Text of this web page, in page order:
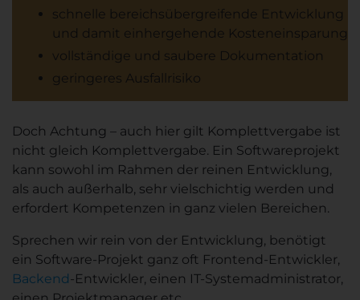
schnelle bereichsübergreifende Entwicklung
und damit einhergehende Kosteneinsparung
vollständige und saubere Dokumentation
geringeres Ausfallrisiko
Doch Achtung – auch hier gilt Komplettvergabe ist
nicht gleich Komplettvergabe. Ein Softwareprojekt
kann sowohl im Rahmen der reinen Entwicklung,
als auch außerhalb, sehr vielschichtig werden und
erfordert Kompetenzen in ganz vielen Bereichen.
Sprechen wir rein von der Entwicklung, benötigt
ein Software-Projekt ganz oft Frontend-Entwickler,
Backend -Entwickler, einen IT-Systemadministrator,